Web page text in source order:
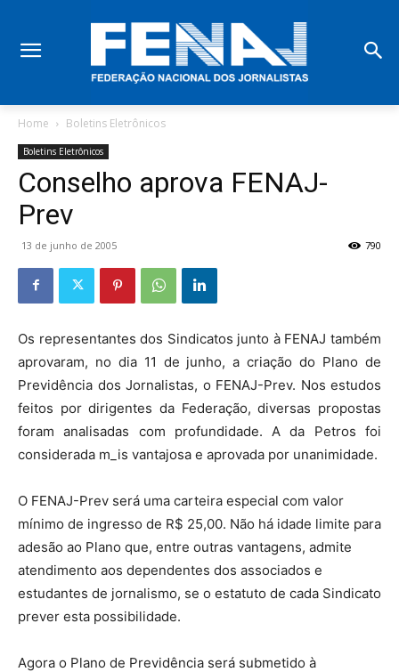
Home Boletins Eletrônicos
Boletins Eletrônicos
Conselho aprova FENAJ-
Prev
13 de junho de 2005 790
Os representantes dos Sindicatos junto à FENAJ também
aprovaram, no dia 11 de junho, a criação do Plano de
Previdência dos Jornalistas, o FENAJ-Prev. Nos estudos
feitos por dirigentes da Federação, diversas propostas
foram analisadas com profundidade. A da Petros foi
considerada m_is vantajosa e aprovada por unanimidade.
O FENAJ-Prev será uma carteira especial com valor
mínimo de ingresso de R$ 25,00. Não há idade limite para
adesão ao Plano que, entre outras vantagens, admite
atendimento aos dependentes dos associados e
estudantes de jornalismo, se o estatuto de cada Sindicato
prever esta possibilidade.
Agora o Plano de Previdência será submetido à